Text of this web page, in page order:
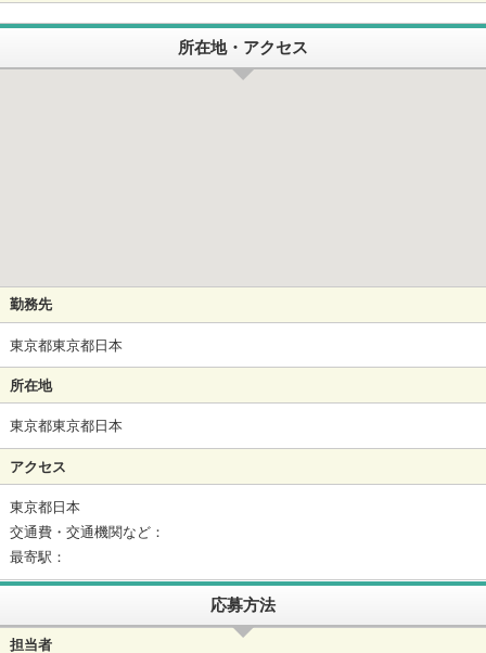
所在地・アクセス
勤務先
東京都東京都日本
所在地
東京都東京都日本
アクセス
東京都日本
交通費・交通機関など：
最寄駅：
応募方法
担当者